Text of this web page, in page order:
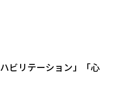
ビリテーション」「⼼